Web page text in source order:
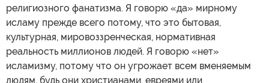
религиозного фанатизма. Я говорю «да» мирному
исламу прежде всего потому, что это бытовая,
культурная, мировоззренческая, нормативная
реальность миллионов людей. Я говорю «нет»
исламизму, потому что он угрожает всем вменяемым
людям, будь они христианами, евреями или